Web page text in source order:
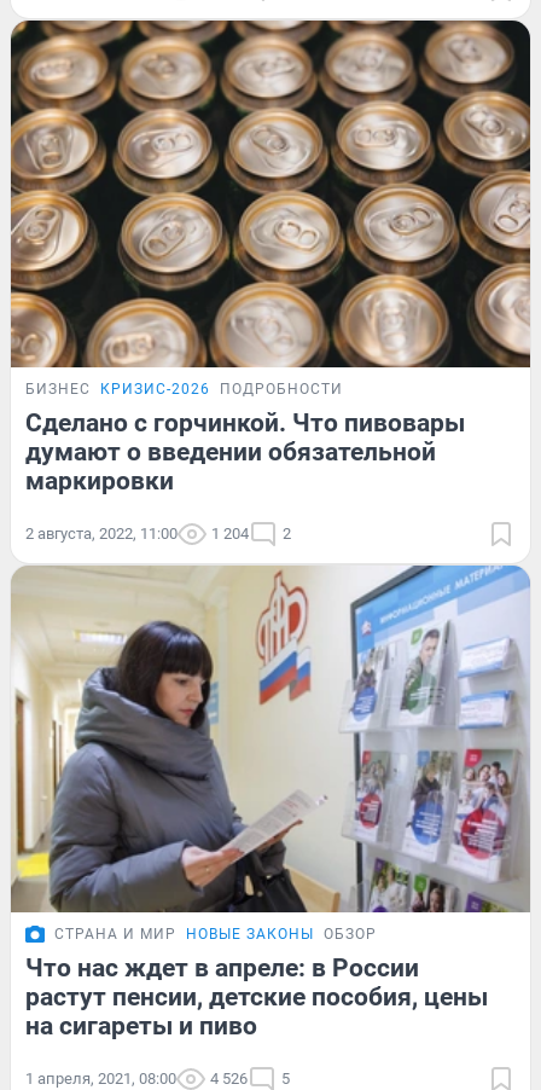
БИЗНЕС КРИЗИС-2026 ПОДРОБНОСТИ
Сделано с горчинкой. Что пивовары
думают о введении обязательной
маркировки
2 августа, 2022, 11:00 1 204 2
СТРАНА И МИР НОВЫЕ ЗАКОНЫ ОБЗОР
Что нас ждет в апреле: в России
растут пенсии, детские пособия, цены
на сигареты и пиво
1 апреля, 2021, 08:00 4 526 5